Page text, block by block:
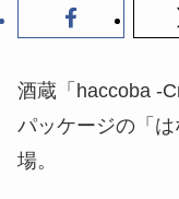
酒蔵「haccoba -
パッケージの「
場。